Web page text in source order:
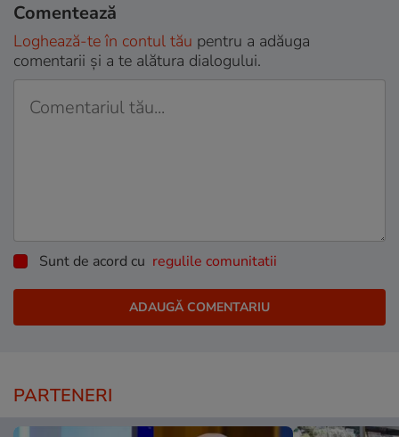
Comentează
Loghează-te în contul tău pentru a adăuga
comentarii și a te alătura dialogului.
Sunt de acord cu regulile comunitatii
PARTENERI